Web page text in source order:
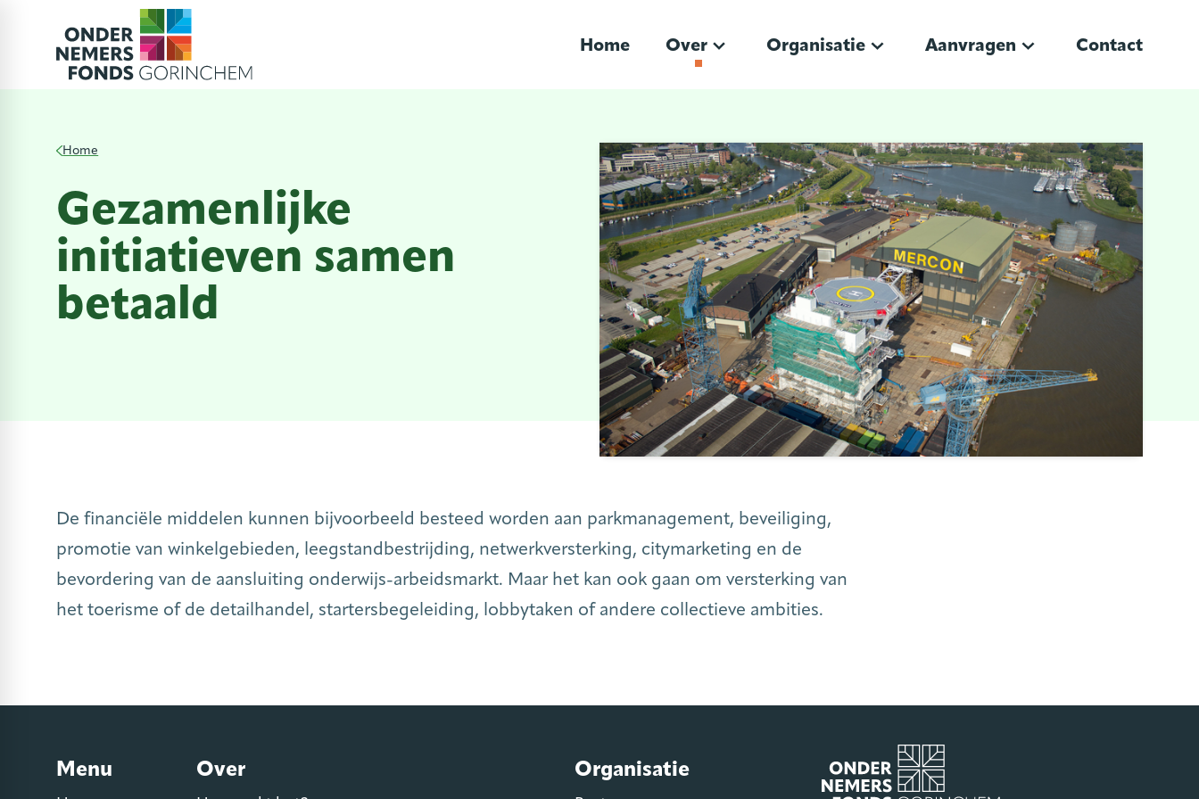
Home Over Organisatie Aanvragen Contact
Home
Gezamenlijke
initiatieven samen
betaald
De financiële middelen kunnen bijvoorbeeld besteed worden aan parkmanagement, beveiliging,
promotie van winkelgebieden, leegstandbestrijding, netwerkversterking, citymarketing en de
bevordering van de aansluiting onderwijs-arbeidsmarkt. Maar het kan ook gaan om versterking van
het toerisme of de detailhandel, startersbegeleiding, lobbytaken of andere collectieve ambities.
Menu Over Organisatie